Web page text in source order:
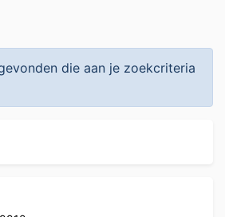
die aan je zoekcriteria